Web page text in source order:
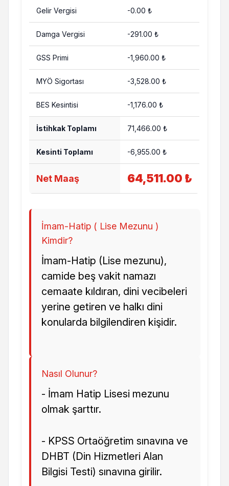
Gelir Vergisi -0.00 ₺
Damga Vergisi -291.00 ₺
GSS Primi -1,960.00 ₺
MYÖ Sigortası -3,528.00 ₺
BES Kesintisi -1,176.00 ₺
İstihkak Toplamı 71,466.00 ₺
Kesinti Toplamı -6,955.00 ₺
Net Maaş 64,511.00 ₺
İmam-Hatip ( Lise Mezunu )
Kimdir?
İmam-Hatip (Lise mezunu),
camide beş vakit namazı
cemaate kıldıran, dini vecibeleri
yerine getiren ve halkı dini
konularda bilgilendiren kişidir.
Nasıl Olunur?
- İmam Hatip Lisesi mezunu
olmak şarttır.
- KPSS Ortaöğretim sınavına ve
DHBT (Din Hizmetleri Alan
Bilgisi Testi) sınavına girilir.